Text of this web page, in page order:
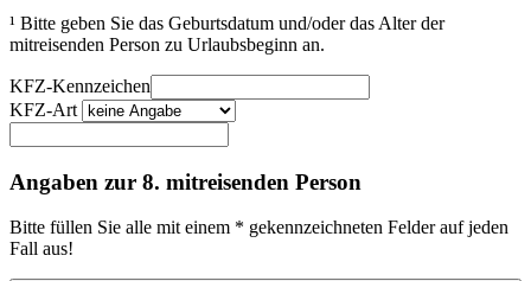
¹ Bitte geben Sie das Geburtsdatum und/oder das Alter der
mitreisenden Person zu Urlaubsbeginn an.
KFZ-Kennzeichen
KFZ-Art
Angaben zur 8. mitreisenden Person
Bitte füllen Sie alle mit einem * gekennzeichneten Felder auf jeden
Fall aus!